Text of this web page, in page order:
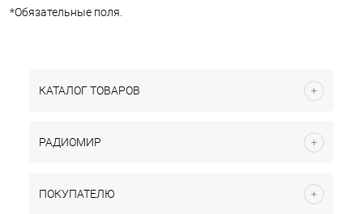
*Обязательные поля.
КАТАЛОГ ТОВАРОВ
РАДИОМИР
ПОКУПАТЕЛЮ